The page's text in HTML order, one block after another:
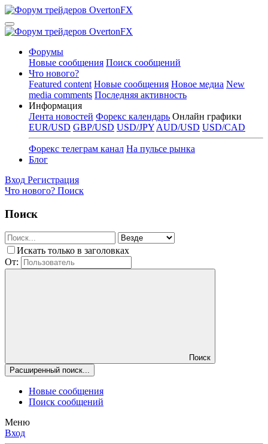
Форумы
Новые сообщения Поиск сообщений
Что нового?
Featured content Новые сообщения Новое медиа New
media comments Последняя активность
Информация
Лента новостей Форекс календарь Онлайн графики
EUR/USD GBP/USD USD/JPY AUD/USD USD/CAD
Форекс телеграм канал На пульсе рынка
Блог
Вход Регистрация
Что нового? Поиск
Поиск
Искать только в заголовках
От:
Поиск
Расширенный поиск...
Новые сообщения
Поиск сообщений
Меню
Вход